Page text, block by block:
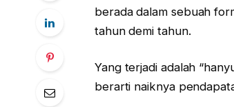
berada dalam sebuah
tahun demi tahun.
Yang terjadi adalah
berarti naiknya